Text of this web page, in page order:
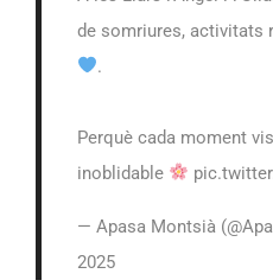
de somriures, activitats
.
Perquè cada moment
inoblidable
— Apasa Montsià
2025